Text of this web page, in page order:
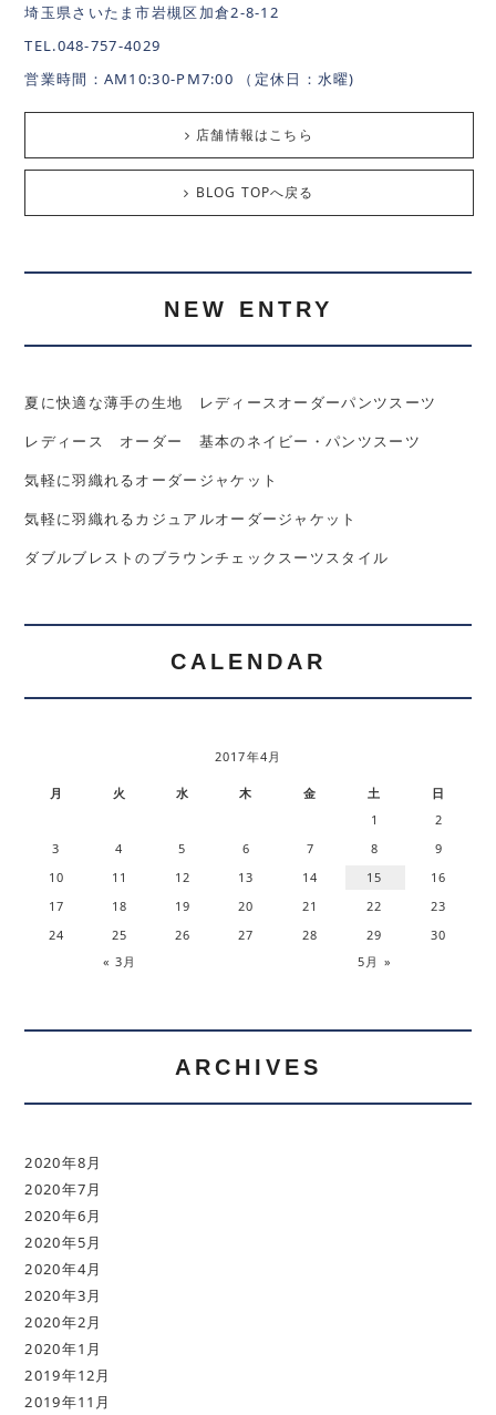
埼玉県さいたま市岩槻区加倉2-8-12
TEL.048-757-4029
営業時間：AM10:30-PM7:00 （定休日：水曜)
店舗情報はこちら
BLOG TOPへ戻る
NEW ENTRY
夏に快適な薄手の生地 レディースオーダーパンツスーツ
レディース オーダー 基本のネイビー・パンツスーツ
気軽に羽織れるオーダージャケット
気軽に羽織れるカジュアルオーダージャケット
ダブルブレストのブラウンチェックスーツスタイル
CALENDAR
2017年4月
月 火 水 木 金 土 日
« 3月 5月 »
1
2
3
4 5 6 7 8
9
10
11 12 13 14 15
16
17
18 19 20 21 22
23
24
25 26 27 28 29 30
ARCHIVES
2020年8月
2020年7月
2020年6月
2020年5月
2020年4月
2020年3月
2020年2月
2020年1月
2019年12月
2019年11月